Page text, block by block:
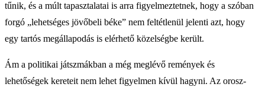
tűnik, és a múlt tapasztalatai is arra figyelmeztetnek, hogy a szóban
forgó „lehetséges jövőbeli béke” nem feltétlenül jelenti azt, hogy
egy tartós megállapodás is elérhető közelségbe került.
Ám a politikai játszmákban a még meglévő remények és
lehetőségek kereteit nem lehet figyelmen kívül hagyni. Az orosz-